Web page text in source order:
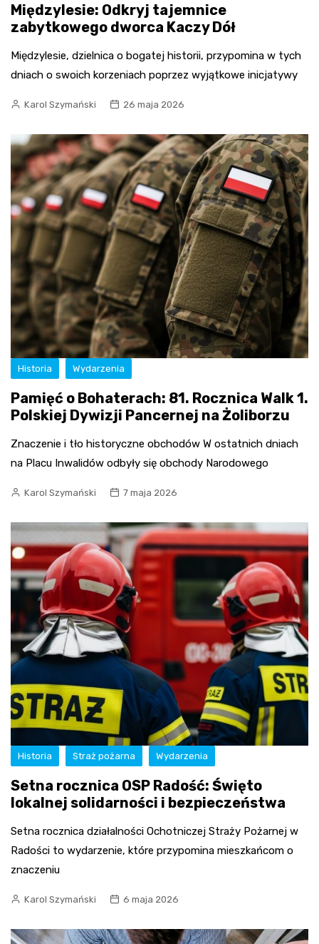
Międzylesie: Odkryj tajemnice
zabytkowego dworca Kaczy Dół
Międzylesie, dzielnica o bogatej historii, przypomina w tych
dniach o swoich korzeniach poprzez wyjątkowe inicjatywy
Karol Szymański 26 maja 2026
Historia Wydarzenia
Pamięć o Bohaterach: 81. Rocznica Walk 1.
Polskiej Dywizji Pancernej na Żoliborzu
Znaczenie i tło historyczne obchodów W ostatnich dniach
na Placu Inwalidów odbyły się obchody Narodowego
Karol Szymański 7 maja 2026
Historia Straż pożarna Wydarzenia
Setna rocznica OSP Radość: Święto
lokalnej solidarności i bezpieczeństwa
Setna rocznica działalności Ochotniczej Straży Pożarnej w
Radości to wydarzenie, które przypomina mieszkańcom o
znaczeniu
Karol Szymański 6 maja 2026